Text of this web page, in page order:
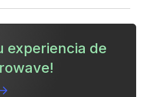
experiencia de